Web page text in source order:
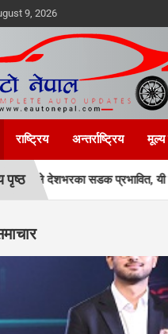
9, 2026
राष्ट्रिय अन्तर्राष्ट्रिय मूल्य
पृष्ठ
सडक प्रभावित, यी सडकखण्डमा